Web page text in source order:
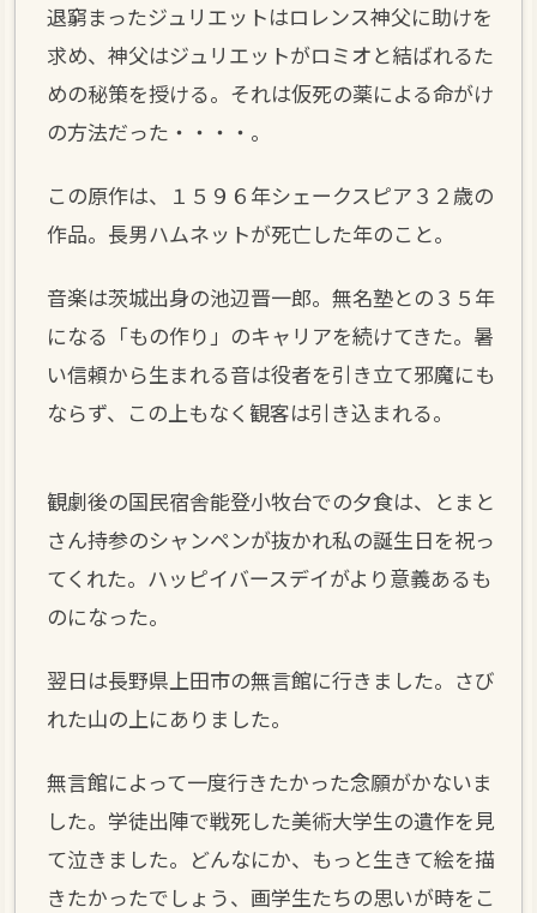
退窮まったジュリエットはロレンス神父に助けを
求め、神父はジュリエットがロミオと結ばれるた
めの秘策を授ける。それは仮死の薬による命がけ
の方法だった・・・・。
この原作は、１５９６年シェークスピア３２歳の
作品。長男ハムネットが死亡した年のこと。
音楽は茨城出身の池辺晋一郎。無名塾との３５年
になる「もの作り」のキャリアを続けてきた。暑
い信頼から生まれる音は役者を引き立て邪魔にも
ならず、この上もなく観客は引き込まれる。
観劇後の国民宿舎能登小牧台での夕食は、とまと
さん持参のシャンペンが抜かれ私の誕生日を祝っ
てくれた。ハッピイバースデイがより意義あるも
のになった。
翌日は長野県上田市の無言館に行きました。さび
れた山の上にありました。
無言館によって一度行きたかった念願がかないま
した。学徒出陣で戦死した美術大学生の遺作を見
て泣きました。どんなにか、もっと生きて絵を描
きたかったでしょう、画学生たちの思いが時をこ